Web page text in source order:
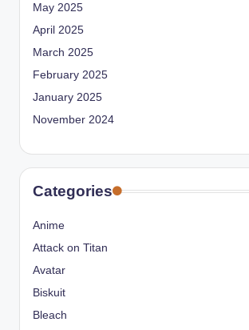
May 2025
April 2025
March 2025
February 2025
January 2025
November 2024
Categories
Anime
Attack on Titan
Avatar
Biskuit
Bleach